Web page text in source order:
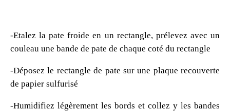
-Etalez la pate froide en un rectangle, prélevez avec un
couleau une bande de pate de chaque coté du rectangle
-Déposez le rectangle de pate sur une plaque recouverte
de papier sulfurisé
-Humidifiez légèrement les bords et collez y les bandes